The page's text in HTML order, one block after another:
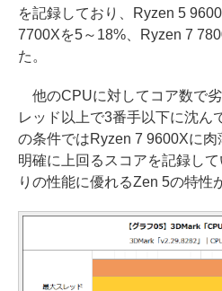
を記録しており、Ryzen 5
7700Xを5～18%、Ryzen 7
た。
他のCPUに対してコア数で
レッド以上で3番手以下に沈ん
の条件ではRyzen 7 9600Xに
明確に上回るスコアを記録し
りの性能に優れるZen 5の特性